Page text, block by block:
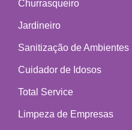
Churrasqueiro
Jardineiro
Sanitização de Ambientes
Cuidador de Idosos
Total Service
Limpeza de Empresas